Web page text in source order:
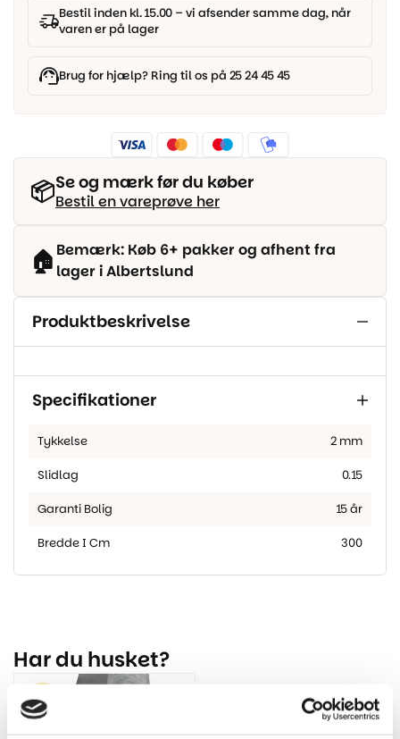
antalBestil inden kl. 15.00 – vi afsender samme dag, når
varen er på lager
Brug for hjælp? Ring til os på 25 24 45 45
📦Se og mærk før du køber
Bestil en vareprøve her
🏠 Bemærk: Køb 6+ pakker og afhent fra
lager i Albertslund
Produktbeskrivelse
Specifikationer
Tykkelse 2 mm
Slidlag 0.15
Garanti Bolig 15 år
Bredde I Cm 300
Har du husket?
-31%